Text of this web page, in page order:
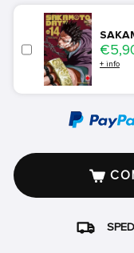
Price
+ info